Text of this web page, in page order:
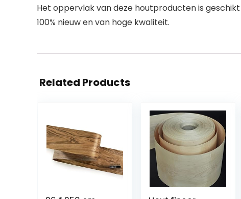
Het oppervlak van deze houtproducten is
100% nieuw en van hoge kwaliteit.
Related Products